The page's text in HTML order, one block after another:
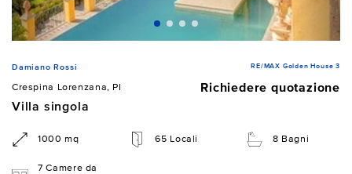
Damiano Rossi RE/MAX Golden House 3
Crespina Lorenzana, PI
Richiedere quotazione
Villa singola
1000 mq 65 Locali 8 Bagni
7 Camere da